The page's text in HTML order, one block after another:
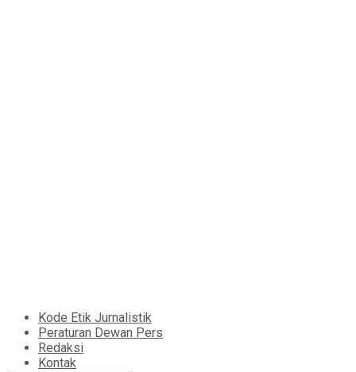
Kode Etik Jurnalistik
Peraturan Dewan Pers
Redaksi
Kontak